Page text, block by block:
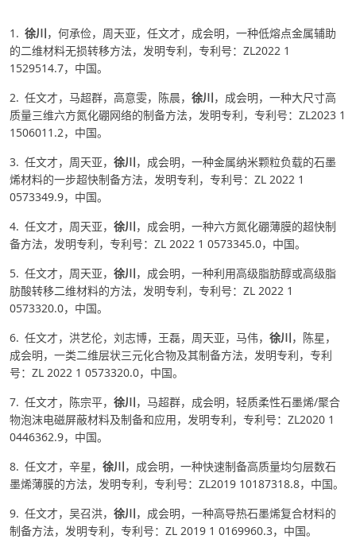
1. 徐川，何承俭，周天亚，任文才，成会明，一种低熔点金属辅助
的二维材料无损转移方法，发明专利，专利号：ZL2022 1
1529514.7，中国。
2. 任文才，马超群，高意雯，陈晨， 徐川，成会明，一种大尺寸高
质量三维六方氮化硼网络的制备方法，发明专利，专利号：ZL2023 1
1506011.2，中国。
3. 任文才，周天亚， 徐川，成会明，一种金属纳米颗粒负载的石墨
烯材料的一步超快制备方法，发明专利，专利号：ZL 2022 1
0573349.9，中国。
4. 任文才，周天亚， 徐川，成会明，一种六方氮化硼薄膜的超快制
备方法，发明专利，专利号：ZL 2022 1 0573345.0，中国。
5. 任文才，周天亚， 徐川，成会明，一种利用高级脂肪醇或高级脂
肪酸转移二维材料的方法，发明专利，专利号：ZL 2022 1
0573320.0，中国。
6. 任文才，洪艺伦，刘志博，王磊，周天亚，马伟， 徐川，陈星，
成会明，一类二维层状三元化合物及其制备方法，发明专利，专利
号：ZL 2022 1 0573320.0，中国。
7. 任文才，陈宗平， 徐川，马超群，成会明，轻质柔性石墨烯/聚合
物泡沫电磁屏蔽材料及制备和应用，发明专利，专利号：ZL2020 1
0446362.9，中国。
8. 任文才，辛星， 徐川，成会明，一种快速制备高质量均匀层数石
墨烯薄膜的方法，发明专利，专利号：ZL2019 10187318.8，中国。
9. 任文才，吴召洪， 徐川，成会明，一种高导热石墨烯复合材料的
制备方法，发明专利，专利号：ZL 2019 1 0169960.3，中国。